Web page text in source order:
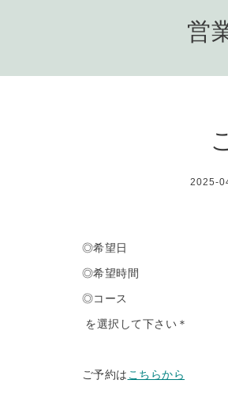
営
2025-
◎希望日
◎希望時間
◎コース
を選択して下さい＊
ご予約は こちらから